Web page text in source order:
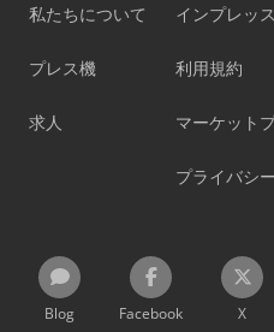
私たちについて
プレス機
求人
インプレッ
利用規約
マーケット
プライバシ
Blog Facebook X